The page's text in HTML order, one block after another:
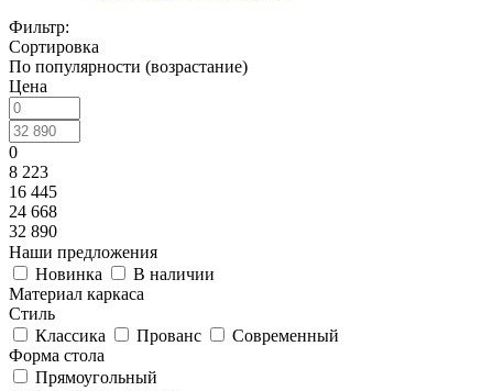
Фильтр:
Сортировка
По популярности (возрастание)
Цена
0
8 223
16 445
24 668
32 890
Наши предложения
Новинка
В наличии
Материал каркаса
Стиль
Классика
Прованс
Современный
Форма стола
Прямоугольный